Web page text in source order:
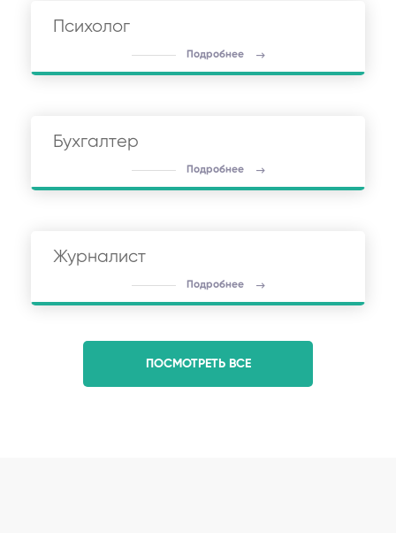
Психолог
Подробнее
Бухгалтер
Подробнее
Журналист
Подробнее
ПОСМОТРЕТЬ ВСЕ